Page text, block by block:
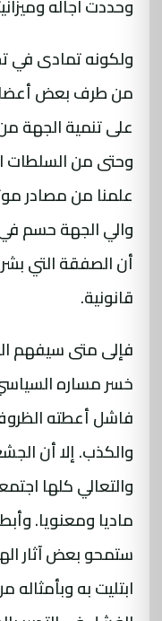
وحددت آجاله
ولكونه تمادى في
من طرف بعض
على تنمية الجهة
وحتى من السلطات
علمنا من مصادر
والي الجهة حسم
أن الصفقة التي
قانونية.
فإلى متى سيفهم
خسر مساره
فاشل أعطته
والكذب. إلا أن
والتعالي كلها
ماديا ومعنويا.
ستمحو بعض آثار
ابتليت به